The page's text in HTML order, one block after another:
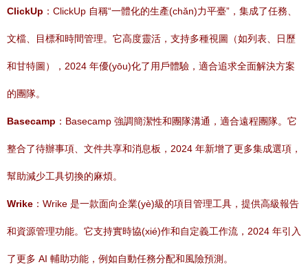
ClickUp ：ClickUp 自稱“一體化的生產(chǎn)力平臺”，集成了任務、
文檔、目標和時間管理。它高度靈活，支持多種視圖（如列表、日歷
和甘特圖），2024 年優(yōu)化了用戶體驗，適合追求全面解決方案
的團隊。
Basecamp ：Basecamp 強調簡潔性和團隊溝通，適合遠程團隊。它
整合了待辦事項、文件共享和消息板，2024 年新增了更多集成選項，
幫助減少工具切換的麻煩。
Wrike ：Wrike 是一款面向企業(yè)級的項目管理工具，提供高級報告
和資源管理功能。它支持實時協(xié)作和自定義工作流，2024 年引入
了更多 AI 輔助功能，例如自動任務分配和風險預測。